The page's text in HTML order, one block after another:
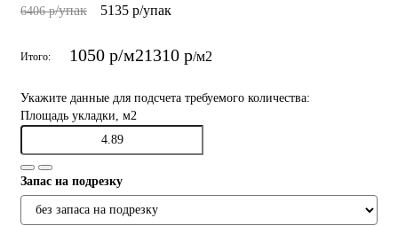
6406 р/упак 5135 р/упак
Итого: 1050 р/м21310 р/м2
Укажите данные для подсчета требуемого количества:
Площадь укладки, м2
Запас на подрезку